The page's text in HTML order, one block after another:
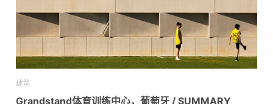
建筑
Grandstand体育训练中心，葡萄牙 / SUMMARY